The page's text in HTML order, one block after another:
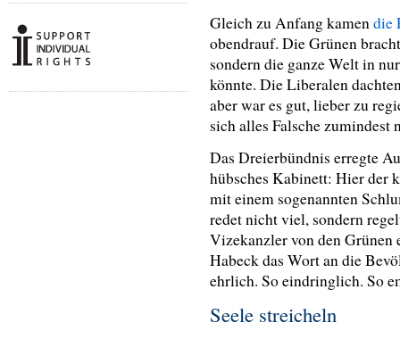
Gleich zu Anfang kamendie
obendrauf. Die Grünen
sondern die ganze Welt in
könnte. Die Liberalen
aber war es gut, lieber zu
sich alles Falsche zumindest
Das Dreierbündnis erregte
hübsches Kabinett: Hier der
mit einem sogenannten
redet nicht viel, sondern
Vizekanzler von den Grünen
Habeck das Wort an die
ehrlich. So eindringlich. So
Seele streicheln